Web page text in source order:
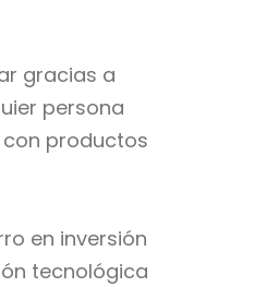
gracias a
persona
productos
en inversión
tecnológica